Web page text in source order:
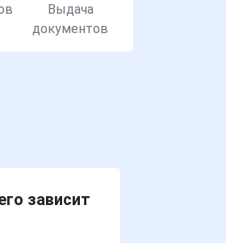
Выдача
документов
зависит